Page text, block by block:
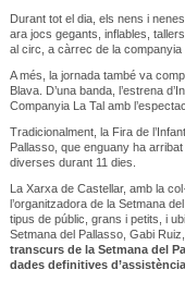
Durant tot el dia, els nens i
ara jocs gegants, inflables,
al circ, a càrrec de la companyia
A més, la jornada també va
Blava. D’una banda, l’estrena
Companyia La Tal amb
Tradicionalment, la Fira de
Pallasso, que enguany ha
diverses durant 11 dies.
La Xarxa de Castellar, amb la
l’organitzadora de la Setmana
tipus de públic, grans i petits, i
Setmana del Pallasso, Gabi
transcurs de la Setmana del
dades definitives